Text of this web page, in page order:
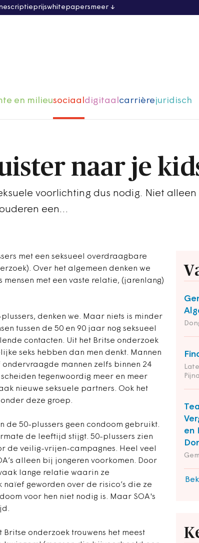
scriptieprijswhitepapersmeer
en milieusociaaldigitaalcarrièrejuridisch
naar je
voorlichting dus nodig. Niet alleen
een…
met een seksueel overdraagbare
Over het algemeen denken we
met een vaste relatie, (jarenlang)
denken we. Maar niets is minder
tussen de 50 en 90 jaar nog seksueel
contacten. Uit het Britse onderzoek
seks hebben dan men denkt. Mannen
mannen zelfs binnen 24
tegenwoordig meer en meer
nieuwe seksuele partners. Ook het
deze groep.
en
de 50-plussers geen condoom gebruikt.
de leeftijd stijgt. 50-plussers zien
de veilig-vrijen-campagnes. Heel veel
alleen bij jongeren voorkomen. Door
lange relatie waarin ze
geworden over de risico’s die ze
voor hen niet nodig is. Maar SOA's
Britse onderzoek trouwens het meest